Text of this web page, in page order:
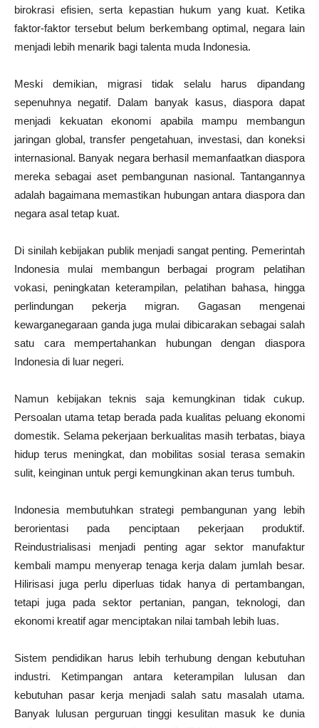
birokrasi efisien, serta kepastian hukum yang kuat. Ketika
faktor-faktor tersebut belum berkembang optimal, negara lain
menjadi lebih menarik bagi talenta muda Indonesia.
Meski demikian, migrasi tidak selalu harus dipandang
sepenuhnya negatif. Dalam banyak kasus, diaspora dapat
menjadi kekuatan ekonomi apabila mampu membangun
jaringan global, transfer pengetahuan, investasi, dan koneksi
internasional. Banyak negara berhasil memanfaatkan diaspora
mereka sebagai aset pembangunan nasional. Tantangannya
adalah bagaimana memastikan hubungan antara diaspora dan
negara asal tetap kuat.
Di sinilah kebijakan publik menjadi sangat penting. Pemerintah
Indonesia mulai membangun berbagai program pelatihan
vokasi, peningkatan keterampilan, pelatihan bahasa, hingga
perlindungan pekerja migran. Gagasan mengenai
kewarganegaraan ganda juga mulai dibicarakan sebagai salah
satu cara mempertahankan hubungan dengan diaspora
Indonesia di luar negeri.
Namun kebijakan teknis saja kemungkinan tidak cukup.
Persoalan utama tetap berada pada kualitas peluang ekonomi
domestik. Selama pekerjaan berkualitas masih terbatas, biaya
hidup terus meningkat, dan mobilitas sosial terasa semakin
sulit, keinginan untuk pergi kemungkinan akan terus tumbuh.
Indonesia membutuhkan strategi pembangunan yang lebih
berorientasi pada penciptaan pekerjaan produktif.
Reindustrialisasi menjadi penting agar sektor manufaktur
kembali mampu menyerap tenaga kerja dalam jumlah besar.
Hilirisasi juga perlu diperluas tidak hanya di pertambangan,
tetapi juga pada sektor pertanian, pangan, teknologi, dan
ekonomi kreatif agar menciptakan nilai tambah lebih luas.
Sistem pendidikan harus lebih terhubung dengan kebutuhan
industri. Ketimpangan antara keterampilan lulusan dan
kebutuhan pasar kerja menjadi salah satu masalah utama.
Banyak lulusan perguruan tinggi kesulitan masuk ke dunia